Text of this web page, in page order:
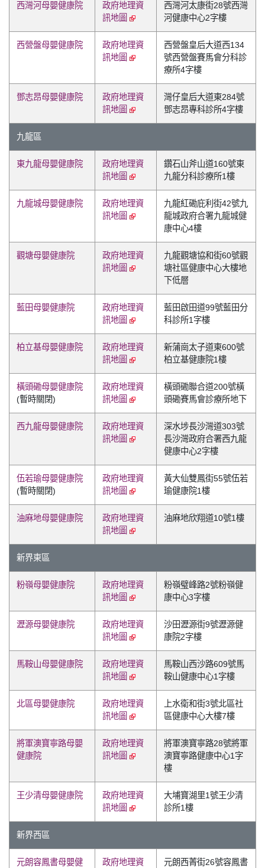
西灣河母嬰健康院
政府地理資
訊地圖
西灣河太康街28號西灣
河健康中心2字樓
西營盤母嬰健康院
政府地理資
訊地圖
西營盤皇后大道西134
號西營盤賽馬會分科診
療所4字樓
鄧志昂母嬰健康院
政府地理資
訊地圖
灣仔皇后大道東284號
鄧志昂專科診所4字樓
九龍區
東九龍母嬰健康院
政府地理資
訊地圖
鑽石山斧山道160號東
九龍分科診療所1樓
九龍城母嬰健康院
政府地理資
訊地圖
九龍紅磡庇利街42號九
龍城政府合署九龍城健
康中心4樓
觀塘母嬰健康院
政府地理資
訊地圖
九龍觀塘協和街60號觀
塘社區健康中心大樓地
下低層
藍田母嬰健康院
政府地理資
訊地圖
藍田啟田道99號藍田分
科診所1字樓
柏立基母嬰健康院
政府地理資
訊地圖
新蒲崗太子道東600號
柏立基健康院1樓
橫頭磡母嬰健康院
(暫時關閉)
政府地理資
訊地圖
橫頭磡聯合道200號橫
頭磡賽馬會診療所地下
西九龍母嬰健康院
政府地理資
訊地圖
深水埗長沙灣道303號
長沙灣政府合署西九龍
健康中心2字樓
伍若瑜母嬰健康院
(暫時關閉)
政府地理資
訊地圖
黃大仙雙鳳街55號伍若
瑜健康院1樓
油麻地母嬰健康院
政府地理資
訊地圖
油麻地欣翔道10號1樓
新界東區
粉嶺母嬰健康院
政府地理資
訊地圖
粉嶺璧峰路2號粉嶺健
康中心3字樓
瀝源母嬰健康院
政府地理資
訊地圖
沙田瀝源街9號瀝源健
康院2字樓
馬鞍山母嬰健康院
政府地理資
訊地圖
馬鞍山西沙路609號馬
鞍山健康中心1字樓
北區母嬰健康院
政府地理資
訊地圖
上水衛和街3號北區社
區健康中心大樓7樓
將軍澳寶寧路母嬰
健康院
政府地理資
訊地圖
將軍澳寶寧路28號將軍
澳寶寧路健康中心1字
樓
王少清母嬰健康院
政府地理資
訊地圖
大埔寶湖里1號王少清
診所1樓
新界西區
元朗容鳳書母嬰健
政府地理資
元朗西菁街26號容鳳書